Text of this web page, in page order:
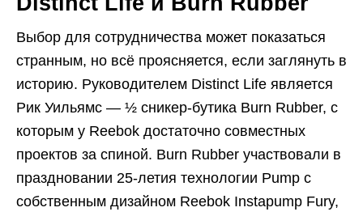
Выбор для сотрудничества может показаться
странным, но всё проясняется, если заглянуть в
историю. Руководителем Distinct Life является
Рик Уильямс — ½ сникер-бутика Burn Rubber, с
которым у Reebok достаточно совместных
проектов за спиной. Burn Rubber участвовали в
праздновании 25-летия технологии Pump с
собственным дизайном Reebok Instapump Fury,